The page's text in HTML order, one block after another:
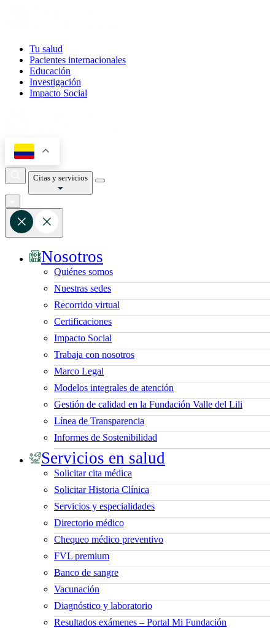
Tu salud
Pacientes internacionales
Educación
Investigación
Impacto Social
Citas y servicios
Nosotros
Quiénes somos
Nuestras sedes
Recorrido virtual
Certificaciones
Impacto Social
Trabaja con nosotros
Marco Legal
Modelos integrales de atención
Gestión de calidad en la Fundación Valle del Lili
Línea de Transparencia
Informes de Sostenibilidad
Servicios en salud
Solicitar cita médica
Solicitar Historia Clínica
Servicios y especialidades
Directorio médico
Chequeo médico preventivo
FVL premium
Banco de sangre
Vacunación
Diagnóstico y laboratorio
Resultados exámenes – Portal Mi Fundación